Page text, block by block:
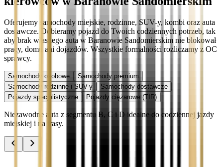
Oferujemy samochody miejskie, rodzinne, SUV-y, kombi oraz auta
dostawcze. Dobieramy pojazd do Twoich codziennych potrzeb, tak
aby brak własnego auta w Baranowie Sandomierskim nie blokował
pracy, domu ani dojazdów. Wszystkie formalności rozliczamy z OC
sprawcy.
Samochody osobowe
Samochody premium
Samochody rodzinne i SUV-y
Samochody dostawcze
Pojazdy specjalistyczne
Pojazdy ciężarowe (TIR)
Niezawodne auta z segmentu B, C i D idealne do codziennej jazdy
miejskiej i na trasy.